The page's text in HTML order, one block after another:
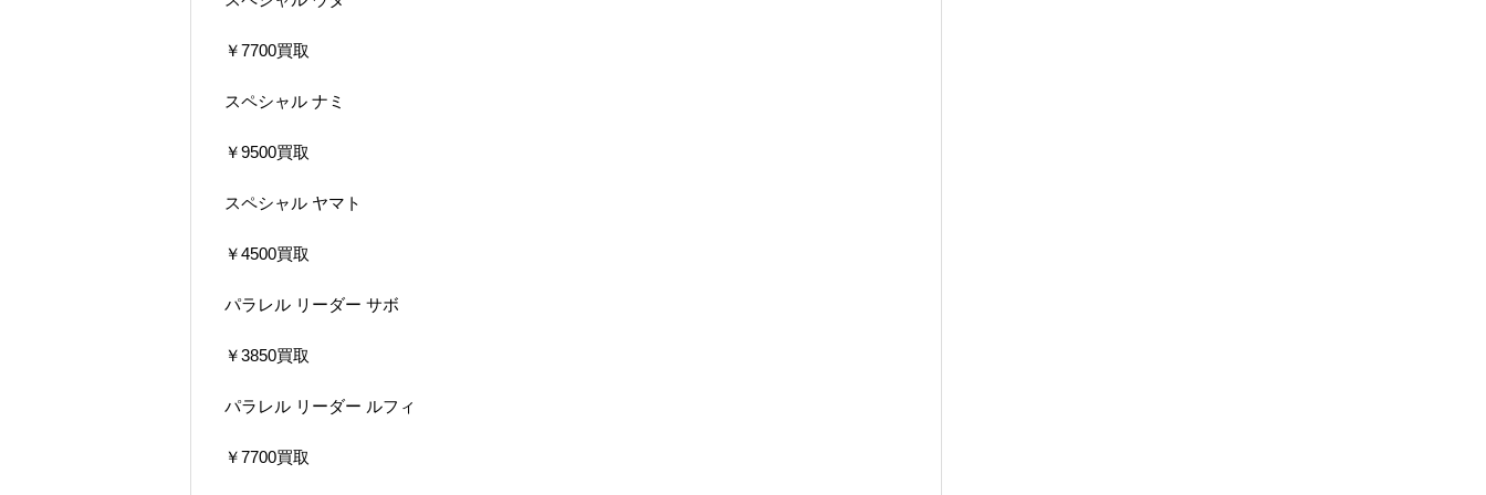
￥7700買取
スペシャル ナミ
￥9500買取
スペシャル ヤマト
￥4500買取
パラレル リーダー サボ
￥3850買取
パラレル リーダー ルフィ
￥7700買取